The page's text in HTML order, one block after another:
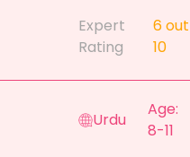
Expert
Rating
6
10
Urdu
Age:
8-11